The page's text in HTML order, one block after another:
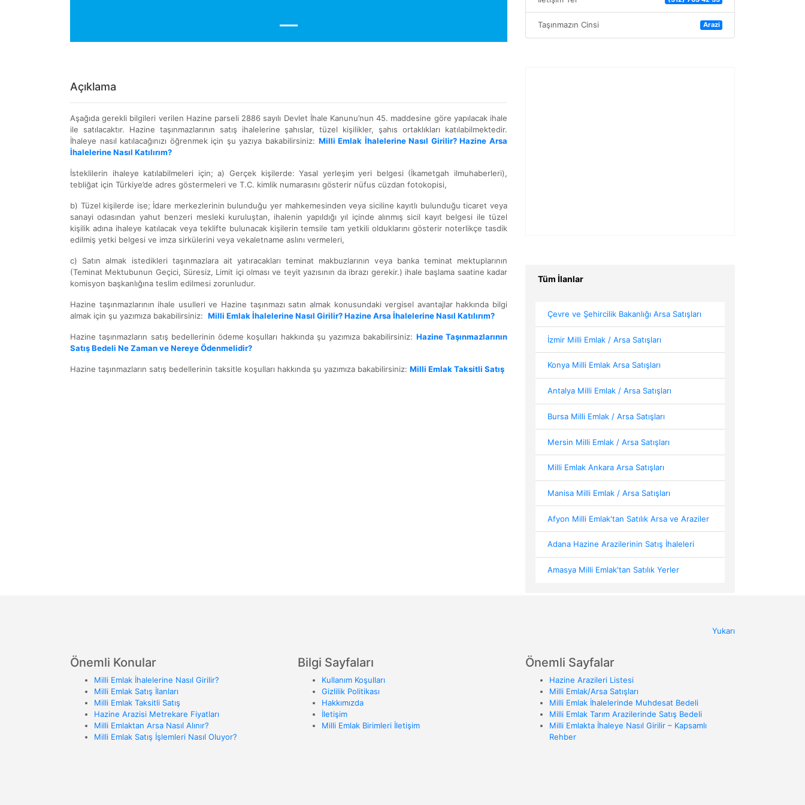
Açıklama
Aşağıda gerekli bilgileri verilen Hazine parseli 2886 sayılı Devlet İhale Kanunu’nun 45. maddesine göre yapılacak ihale
ile satılacaktır. Hazine taşınmazlarının satış ihalelerine şahıslar, tüzel kişilikler, şahıs ortaklıkları katılabilmektedir.
İhaleye nasıl katılacağınızı öğrenmek için şu yazıya bakabilirsiniz: Milli Emlak İhalelerine Nasıl Girilir? Hazine Arsa
İhalelerine Nasıl Katılırım?
İsteklilerin ihaleye katılabilmeleri için; a) Gerçek kişilerde: Yasal yerleşim yeri belgesi (İkametgah ilmuhaberleri),
tebliğat için Türkiye’de adres göstermeleri ve T.C. kimlik numarasını gösterir nüfus cüzdan fotokopisi,
b) Tüzel kişilerde ise; İdare merkezlerinin bulunduğu yer mahkemesinden veya siciline kayıtlı bulunduğu ticaret veya
sanayi odasından yahut benzeri mesleki kuruluştan, ihalenin yapıldığı yıl içinde alınmış sicil kayıt belgesi ile tüzel
kişilik adına ihaleye katılacak veya teklifte bulunacak kişilerin temsile tam yetkili olduklarını gösterir noterlikçe tasdik
edilmiş yetki belgesi ve imza sirkülerini veya vekaletname aslını vermeleri,
c) Satın almak istedikleri taşınmazlara ait yatıracakları teminat makbuzlarının veya banka teminat mektuplarının
(Teminat Mektubunun Geçici, Süresiz, Limit içi olması ve teyit yazısının da ibrazı gerekir.) ihale başlama saatine kadar
komisyon başkanlığına teslim edilmesi zorunludur.
Hazine taşınmazlarının ihale usulleri ve Hazine taşınmazı satın almak konusundaki vergisel avantajlar hakkında bilgi
almak için şu yazımıza bakabilirsiniz: Milli Emlak İhalelerine Nasıl Girilir? Hazine Arsa İhalelerine Nasıl Katılırım?
Hazine taşınmazların satış bedellerinin ödeme koşulları hakkında şu yazımıza bakabilirsiniz: Hazine Taşınmazlarının
Satış Bedeli Ne Zaman ve Nereye Ödenmelidir?
Hazine taşınmazların satış bedellerinin taksitle koşulları hakkında şu yazımıza bakabilirsiniz: Milli Emlak Taksitli Satış
Taşınmazın Cinsi Arazi
Tüm İlanlar
Çevre ve Şehircilik Bakanlığı Arsa Satışları
İzmir Milli Emlak / Arsa Satışları
Konya Milli Emlak Arsa Satışları
Antalya Milli Emlak / Arsa Satışları
Bursa Milli Emlak / Arsa Satışları
Mersin Milli Emlak / Arsa Satışları
Milli Emlak Ankara Arsa Satışları
Manisa Milli Emlak / Arsa Satışları
Afyon Milli Emlak'tan Satılık Arsa ve Araziler
Adana Hazine Arazilerinin Satış İhaleleri
Amasya Milli Emlak'tan Satılık Yerler
Yukarı
Önemli Konular
Milli Emlak İhalelerine Nasıl Girilir?
Milli Emlak Satış İlanları
Milli Emlak Taksitli Satış
Hazine Arazisi Metrekare Fiyatları
Milli Emlaktan Arsa Nasıl Alınır?
Milli Emlak Satış İşlemleri Nasıl Oluyor?
Bilgi Sayfaları
Kullanım Koşulları
Gizlilik Politikası
Hakkımızda
İletişim
Milli Emlak Birimleri İletişim
Önemli Sayfalar
Hazine Arazileri Listesi
Milli Emlak/Arsa Satışları
Milli Emlak İhalelerinde Muhdesat Bedeli
Milli Emlak Tarım Arazilerinde Satış Bedeli
Milli Emlakta İhaleye Nasıl Girilir – Kapsamlı
Rehber